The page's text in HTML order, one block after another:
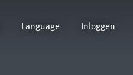
Language Inloggen